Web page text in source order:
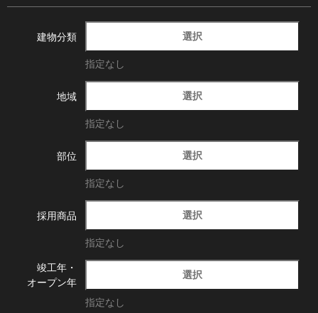
建物分類 選択
指定なし
地域 選択
指定なし
部位 選択
指定なし
採用商品 選択
指定なし
竣工年・
オープン年
選択
指定なし